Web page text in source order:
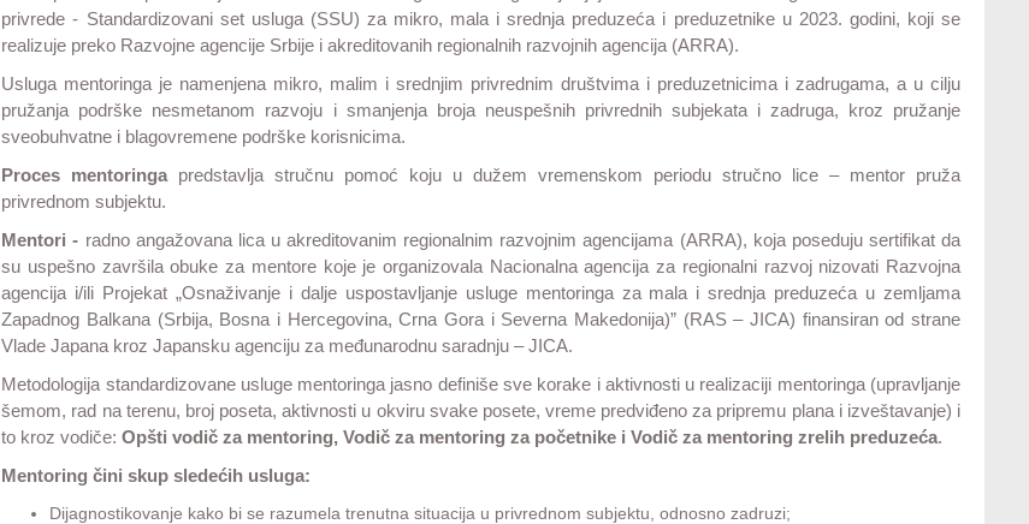
privrede - Standardizovani set usluga (SSU) za mikro, mala i srednja preduzeća i preduzetnike u 2023. godini, koji se
realizuje preko Razvojne agencije Srbije i akreditovanih regionalnih razvojnih agencija (ARRA).
Usluga mentoringa je namenjena mikro, malim i srednjim privrednim društvima i preduzetnicima i zadrugama, a u cilju
pružanja podrške nesmetanom razvoju i smanjenja broja neuspešnih privrednih subjekata i zadruga, kroz pružanje
sveobuhvatne i blagovremene podrške korisnicima.
Proces mentoringa predstavlja stručnu pomoć koju u dužem vremenskom periodu stručno lice – mentor pruža
privrednom subjektu.
Mentori - radno angažovana lica u akreditovanim regionalnim razvojnim agencijama (ARRA), koja poseduju sertifikat da
su uspešno završila obuke za mentore koje je organizovala Nacionalna agencija za regionalni razvoj nizovati Razvojna
agencija i/ili Projekat „Osnaživanje i dalje uspostavljanje usluge mentoringa za mala i srednja preduzeća u zemljama
Zapadnog Balkana (Srbija, Bosna i Hercegovina, Crna Gora i Severna Makedonija)” (RAS – JICA) finansiran od strane
Vlade Japana kroz Japansku agenciju za međunarodnu saradnju – JICA.
Metodologija standardizovane usluge mentoringa jasno definiše sve korake i aktivnosti u realizaciji mentoringa (upravljanje
šemom, rad na terenu, broj poseta, aktivnosti u okviru svake posete, vreme predviđeno za pripremu plana i izveštavanje) i
to kroz vodiče:Opšti vodič za mentoring, Vodič za mentoring za početnike i Vodič za mentoring zrelih preduzeća.
Mentoring čini skup sledećih usluga:
Dijagnostikovanje kako bi se razumela trenutna situacija u privrednom subjektu, odnosno zadruzi;